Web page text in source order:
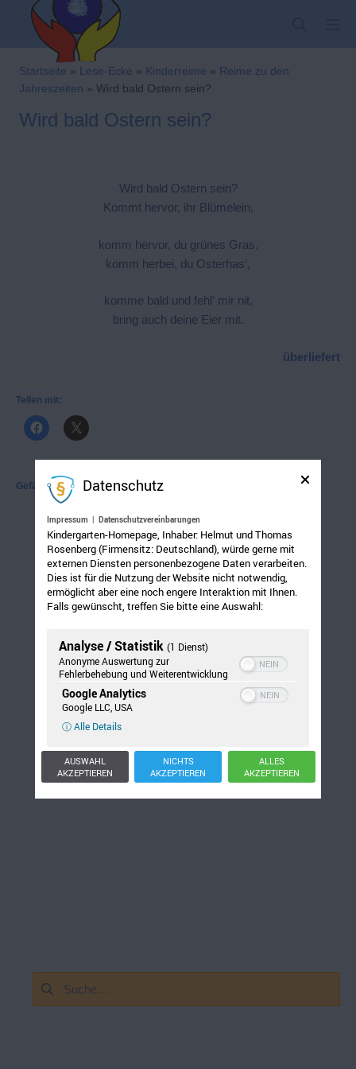
springen
Kindergarten-
Startseite » Lese-Ecke » Kinderreime » Reime zu den
Jahreszeiten » Wird bald Ostern sein?
Wird bald Ostern sein?
Wird bald Ostern sein?
Kommt hervor, ihr Blümelein,
komm hervor, du grünes Gras,
komm herbei, du Osterhas‘,
komme bald und fehl‘ mir nit,
bring auch deine Eier mit.
überliefert
Teilen mit:
Gefällt mir:
Suchen
nach:
Datenschutz
Impressum | Datenschutzvereinbarungen
Kindergarten-Homepage, Inhaber: Helmut und Thomas
Rosenberg (Firmensitz: Deutschland), würde gerne mit
externen Diensten personenbezogene Daten verarbeiten.
Dies ist für die Nutzung der Website nicht notwendig,
ermöglicht aber eine noch engere Interaktion mit Ihnen.
Falls gewünscht, treffen Sie bitte eine Auswahl:
Analyse / Statistik (1 Dienst)
Anonyme Auswertung zur
Fehlerbehebung und Weiterentwicklung
Google Analytics
Google LLC, USA
ⓘ Alle Details
AUSWAHL
AKZEPTIEREN
NICHTS
AKZEPTIEREN
ALLES
AKZEPTIEREN